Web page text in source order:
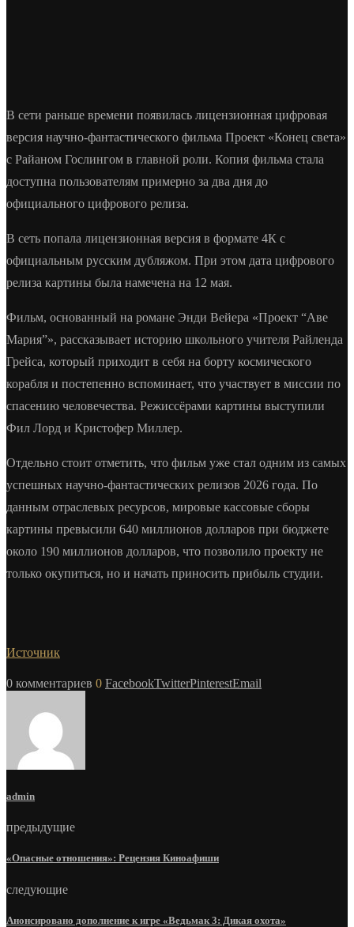
В сети раньше времени появилась лицензионная цифровая
версия научно-фантастического фильма Проект «Конец света»
с Райаном Гослингом в главной роли. Копия фильма стала
доступна пользователям примерно за два дня до
официального цифрового релиза.
В сеть попала лицензионная версия в формате 4К с
официальным русским дубляжом. При этом дата цифрового
релиза картины была намечена на 12 мая.
Фильм, основанный на романе Энди Вейера «Проект “Аве
Мария”», рассказывает историю школьного учителя Райленда
Грейса, который приходит в себя на борту космического
корабля и постепенно вспоминает, что участвует в миссии по
спасению человечества. Режиссёрами картины выступили
Фил Лорд и Кристофер Миллер.
Отдельно стоит отметить, что фильм уже стал одним из самых
успешных научно-фантастических релизов 2026 года. По
данным отраслевых ресурсов, мировые кассовые сборы
картины превысили 640 миллионов долларов при бюджете
около 190 миллионов долларов, что позволило проекту не
только окупиться, но и начать приносить прибыль студии.
Источник
0 комментариев 0 FacebookTwitterPinterestEmail
admin
предыдущие
«Опасные отношения»: Рецензия Киноафиши
следующие
Анонсировано дополнение к игре «Ведьмак 3: Дикая охота»